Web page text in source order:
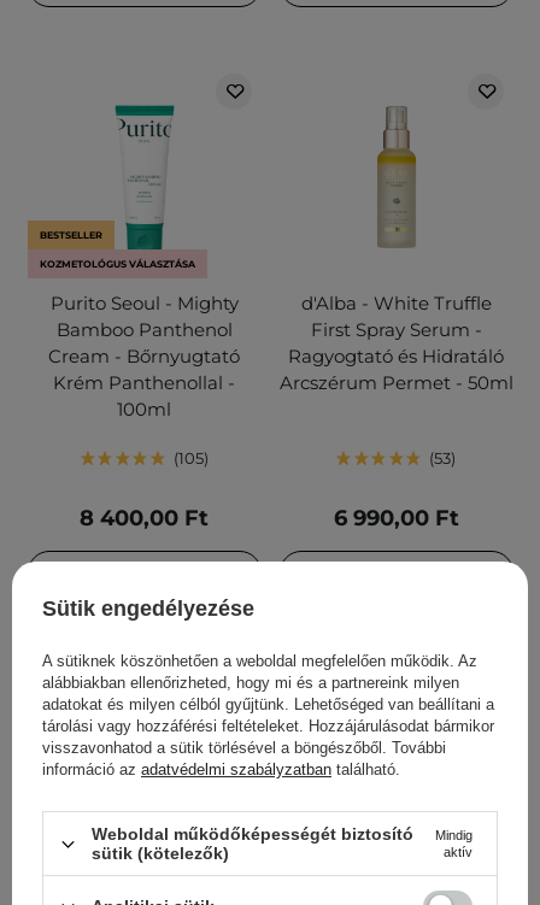
BESTSELLER
KOZMETOLÓGUS VÁLASZTÁSA
Purito Seoul - Mighty
Bamboo Panthenol
Cream - Bőrnyugtató
Krém Panthenollal -
100ml
105
8 400,00 Ft
d'Alba - White Truffle
First Spray Serum -
Ragyogtató és Hidratáló
Arcszérum Permet - 50ml
53
6 990,00 Ft
Anua - 3 Ceramide
Sütik engedélyezése
A sütiknek köszönhetően a weboldal megfelelően működik. Az
alábbiakban ellenőrizheted, hogy mi és a partnereink milyen
adatokat és milyen célból gyűjtünk. Lehetőséged van beállítani a
tárolási vagy hozzáférési feltételeket. Hozzájárulásodat bármikor
visszavonhatod a sütik törlésével a böngészőből. További
információ az adatvédelmi szabályzatban található.
Weboldal működőképességét biztosító
sütik (kötelezők)
Mindig
aktív